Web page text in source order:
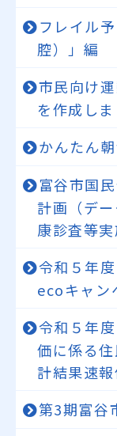
フレイル
腔）」編
市民向け
を作成し
かんたん
富谷市国
計画（デ
康診査等
令和５年
ecoキャン
令和５年
価に係る
計結果速
第3期富谷